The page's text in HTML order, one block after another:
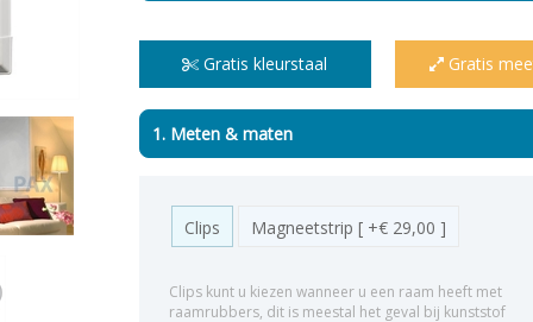
Gratis kleurstaal Gratis
1. Meten & maten
Clips Magneetstrip [ +€ 29,00 ]
Clips kunt u kiezen wanneer u een raam heeft met
raamrubbers, dit is meestal het geval bij kunststof